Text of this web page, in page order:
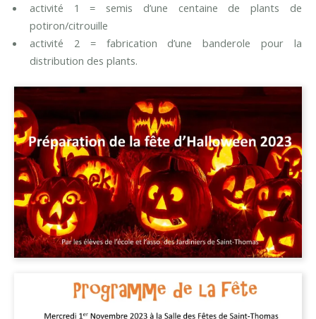
activité 1 = semis d’une centaine de plants de
potiron/citrouille
activité 2 = fabrication d’une banderole pour la
distribution des plants.